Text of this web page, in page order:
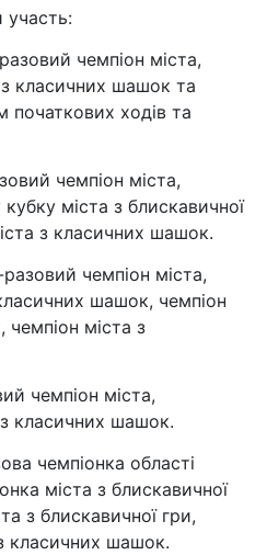
участь:
чемпіон міста,
класичних шашок та
ходів та
чемпіон міста,
міста з блискавичної
з класичних шашок.
чемпіон міста,
шашок, чемпіон
міста з
чемпіон міста,
з класичних шашок.
чемпіонка області
міста з блискавичної
з блискавичної гри,
класичних шашок.